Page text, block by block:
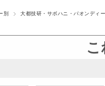
別
大都技研・サボハニ・パオンディ